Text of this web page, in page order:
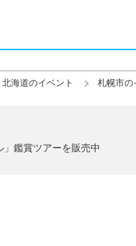
北海道のイベント 札幌市の
鑑賞ツアーを販売中